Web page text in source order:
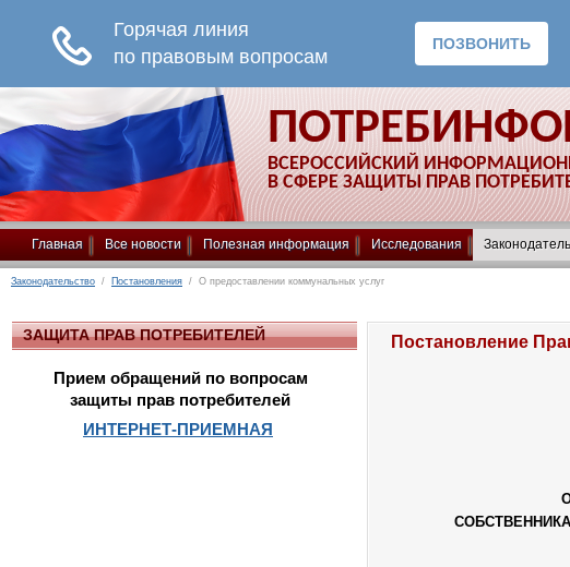
ВСЕРОССИЙСКИЙ
В СФЕРЕ ЗАЩИТЫ ПРАВ
Главная Все новости Полезная информация Исследования
Законодательство / Постановления / О предоставлении коммунальных услуг
ЗАЩИТА ПРАВ ПОТРЕБИТЕЛЕЙ
Прием обращений по вопросам
защиты прав потребителей
ИНТЕРНЕТ-ПРИЕМНАЯ
Постановление